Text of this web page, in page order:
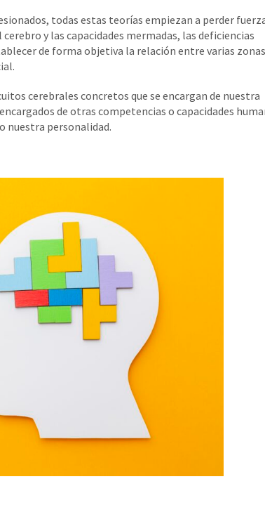
todas estas teorías empiezan a perder
y las capacidades mermadas, las deficiencias
de forma objetiva la relación entre varias zonas
cerebrales concretos que se encargan de nuestra
de otras competencias o capacidades
nuestra personalidad.